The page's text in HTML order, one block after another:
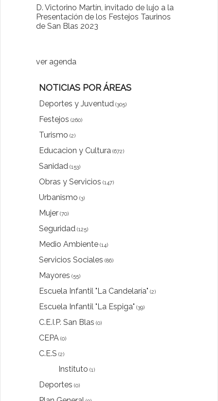
D. Victorino Martín, invitado de lujo a la
Presentación de los Festejos Taurinos
de San Blas 2023
ver agenda
NOTICIAS POR ÁREAS
Deportes y Juventud (305)
Festejos (260)
Turismo (2)
Educacion y Cultura (672)
Sanidad (153)
Obras y Servicios (147)
Urbanismo (3)
Mujer (70)
Seguridad (125)
Medio Ambiente (14)
Servicios Sociales (86)
Mayores (55)
Escuela Infantil "La Candelaría" (2)
Escuela Infantil "La Espiga" (39)
C.E.I.P. San Blas (0)
CEPA (0)
C.E.S (2)
Instituto (1)
Deportes (0)